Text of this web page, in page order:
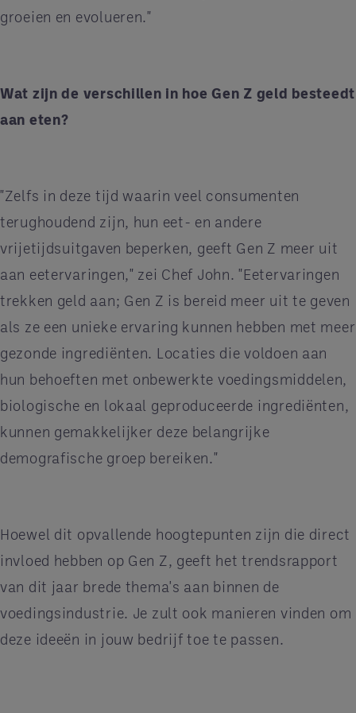
groeien en evolueren."
Wat zijn de verschillen in hoe Gen Z geld besteedt
aan eten?
"Zelfs in deze tijd waarin veel consumenten
terughoudend zijn, hun eet- en andere
vrijetijdsuitgaven beperken, geeft Gen Z meer uit
aan eetervaringen," zei Chef John. "Eetervaringen
trekken geld aan; Gen Z is bereid meer uit te geven
als ze een unieke ervaring kunnen hebben met meer
gezonde ingrediënten. Locaties die voldoen aan
hun behoeften met onbewerkte voedingsmiddelen,
biologische en lokaal geproduceerde ingrediënten,
kunnen gemakkelijker deze belangrijke
demografische groep bereiken."
Hoewel dit opvallende hoogtepunten zijn die direct
invloed hebben op Gen Z, geeft het trendsrapport
van dit jaar brede thema's aan binnen de
voedingsindustrie. Je zult ook manieren vinden om
deze ideeën in jouw bedrijf toe te passen.